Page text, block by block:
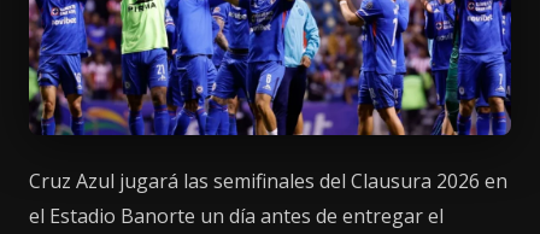
Cruz Azul jugará las semifinales del Clausura 2026 en
el Estadio Banorte un día antes de entregar el